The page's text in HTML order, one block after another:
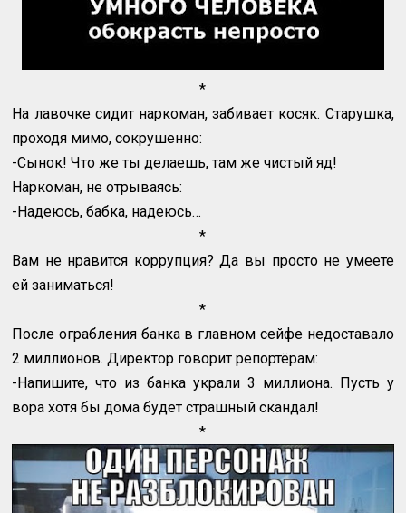
*
На лавочке сидит наркоман, забивает косяк. Старушка,
проходя мимо, сокрушенно:
-Сынок! Что же ты делаешь, там же чистый яд!
Наркоман, не отрываясь:
-Надеюсь, бабка, надеюсь…
*
Вам не нравится коррупция? Да вы просто не умеете
ей заниматься!
*
После ограбления банка в главном сейфе недоставало
2 миллионов. Директор говорит репортёрам:
-Напишите, что из банка украли 3 миллиона. Пусть у
вора хотя бы дома будет страшный скандал!
*